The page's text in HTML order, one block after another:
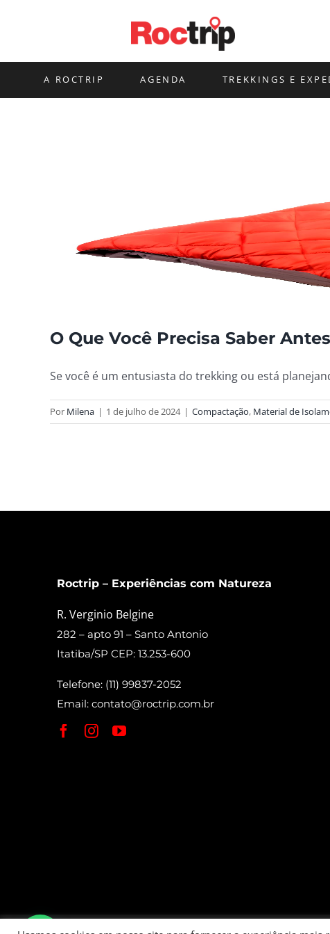
A ROCTRIP AGENDA TREKKINGS E
O Que Você Precisa Saber
Se você é um entusiasta do trekking ou está
Por Milena | 1 de julho de 2024 | Compactação, Material de
Roctrip – Experiências com Natureza
R. Verginio Belgine
282 – apto 91 – Santo Antonio
Itatiba/SP CEP: 13.253-600
Telefone: (11) 99837-2052
Email: contato@roctrip.com.br